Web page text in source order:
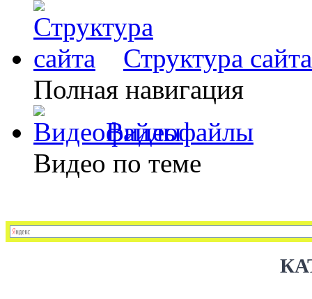
Структура сайта
Полная навигация
Видеофайлы
Видео по теме